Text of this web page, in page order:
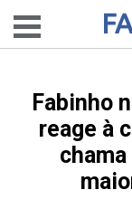
Fabinho
reage à